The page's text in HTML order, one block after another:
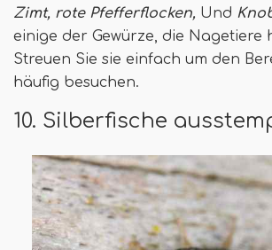
Zimt, rote Pfefferflocken, Und
einige der Gewürze, die Nagetiere
Streuen Sie sie einfach um den
häufig besuchen.
10. Silberfische